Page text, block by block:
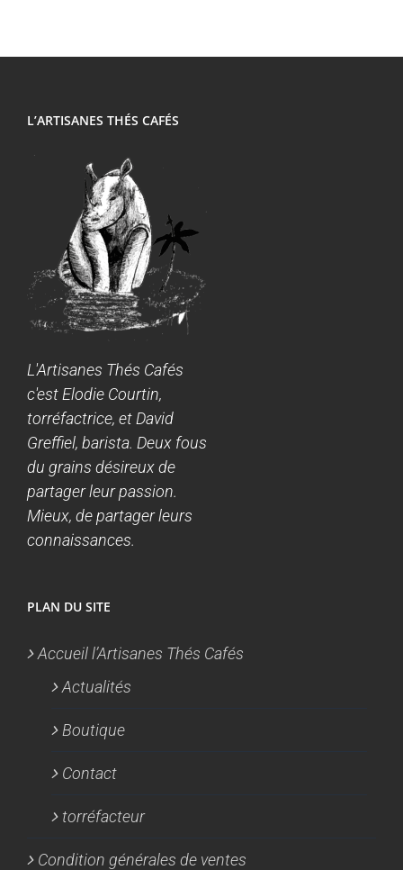
L’ARTISANES THÉS CAFÉS
L'Artisanes Thés Cafés
c'est Elodie Courtin,
torréfactrice, et David
Greffiel, barista. Deux fous
du grains désireux de
partager leur passion.
Mieux, de partager leurs
connaissances.
PLAN DU SITE
Accueil l’Artisanes Thés Cafés
Actualités
Boutique
Contact
torréfacteur
Condition générales de ventes